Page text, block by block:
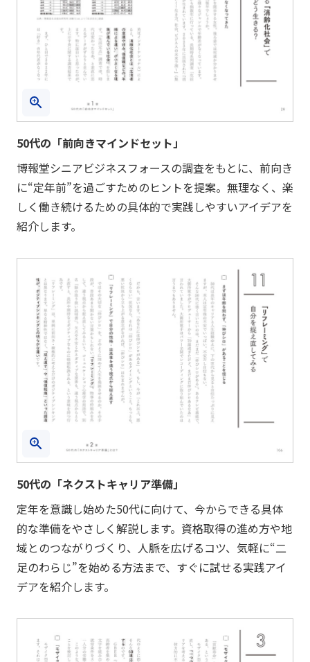
50代の「前向きマインドセット」
博報堂シニアビジネスフォースの調査をもとに、前向き
に“定年前”を過ごすためのヒントを提案。無理なく、楽
しく働き続けるための具体的で実践しやすいアイデアを
紹介します。
50代の「ネクストキャリア準備」
定年を意識し始めた50代に向けて、今からできる具体
的な準備をやさしく解説します。資格取得の進め方や地
域とのつながりづくり、人脈を広げるコツ、気軽に“二
足のわらじ”を始める方法まで、すぐに試せる実践アイ
デアを紹介します。